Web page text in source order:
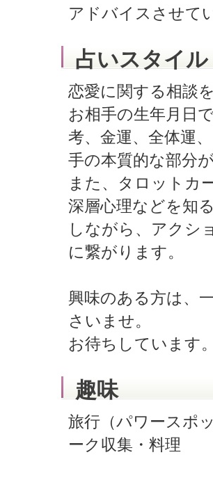
アドバイスさせて
占いスタイル
恋愛に関する相談
お相手の生年月日
考、金運、全体運
手の本質的な部分
また、タロットカ
深層心理などを知
しながら、アクシ
に繋がります。
興味のある方は、
さいませ。
お待ちしています
趣味
旅行（パワースポ
ーク収集・料理